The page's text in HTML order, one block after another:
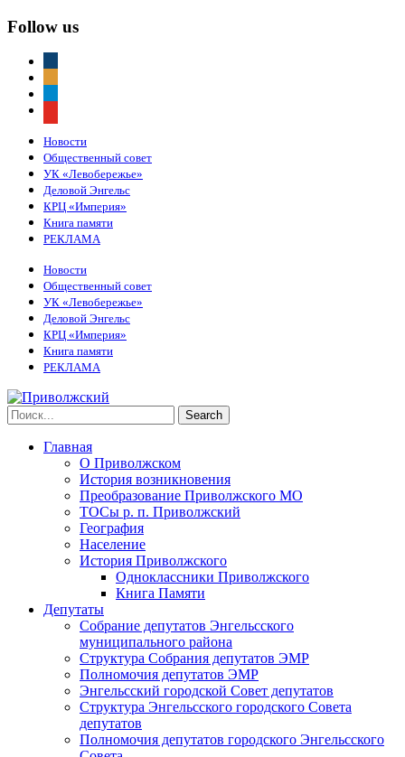
Follow us
Новости
Общественный совет
УК «Левобережье»
Деловой Энгельс
КРЦ «Империя»
Книга памяти
РЕКЛАМА
Новости
Общественный совет
УК «Левобережье»
Деловой Энгельс
КРЦ «Империя»
Книга памяти
РЕКЛАМА
Главная
О Приволжском
История возникновения
Преобразование Приволжского МО
ТОСы р. п. Приволжский
География
Население
История Приволжского
Одноклассники Приволжского
Книга Памяти
Депутаты
Собрание депутатов Энгельсского
муниципального района
Структура Собрания депутатов ЭМР
Полномочия депутатов ЭМР
Энгельсский городской Совет депутатов
Структура Энгельсского городского Совета
депутатов
Полномочия депутатов городского Энгельсского